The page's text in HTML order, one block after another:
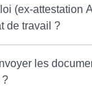
(ex-attestation
de travail ?
les
?